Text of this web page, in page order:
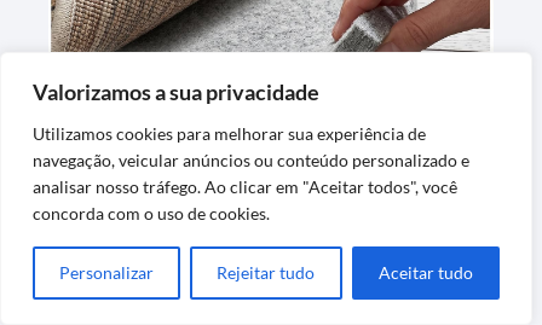
Valorizamos a sua privacidade
Utilizamos cookies para melhorar sua experiência de
navegação, veicular anúncios ou conteúdo personalizado e
analisar nosso tráfego. Ao clicar em "Aceitar todos", você
concorda com o uso de cookies.
Personalizar Rejeitar tudo Aceitar tudo
Tapete de Feltro para Carpete com
Amortecimento Confortável